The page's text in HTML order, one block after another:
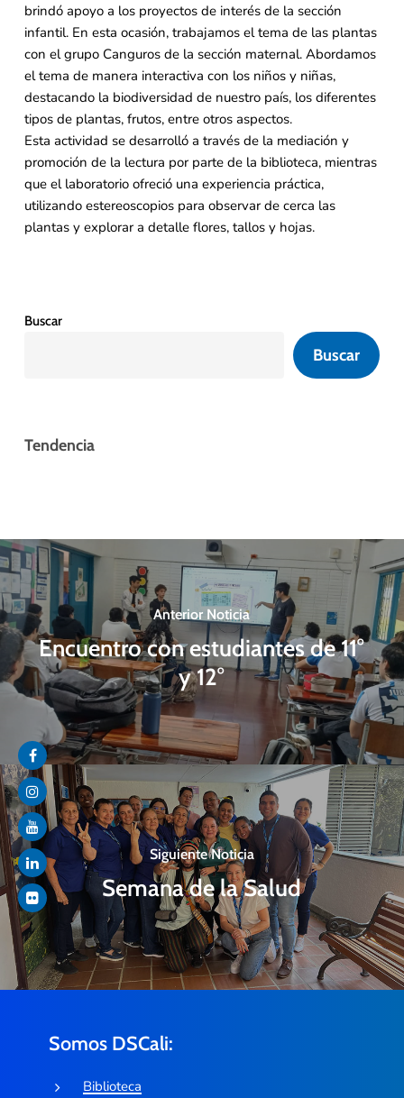
brindó apoyo a los proyectos de interés de la sección
infantil. En esta ocasión, trabajamos el tema de las plantas
con el grupo Canguros de la sección maternal. Abordamos
el tema de manera interactiva con los niños y niñas,
destacando la biodiversidad de nuestro país, los diferentes
tipos de plantas, frutos, entre otros aspectos.
Esta actividad se desarrolló a través de la mediación y
promoción de la lectura por parte de la biblioteca, mientras
que el laboratorio ofreció una experiencia práctica,
utilizando estereoscopios para observar de cerca las
plantas y explorar a detalle flores, tallos y hojas.
Buscar
Buscar
Tendencia
Anterior Noticia
Encuentro con estudiantes de 11°
y 12°
Siguiente Noticia
Semana de la Salud
Somos DSCali:
Biblioteca